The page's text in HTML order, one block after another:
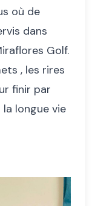
où de
dans
Golf.
, les rires
finir par
longue vie